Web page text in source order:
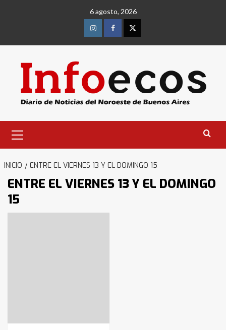
6 agosto, 2026
InstagramFacebookTwitter
primario
INICIO ENTRE EL VIERNES 13 Y EL DOMINGO 15
ENTRE EL VIERNES 13 Y EL DOMINGO
15